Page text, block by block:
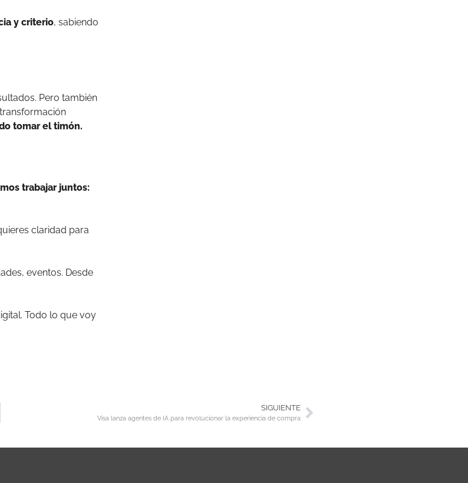
y criterio, sabiendo
Pero también
tomar el timón.
trabajar juntos:
claridad para
eventos. Desde
Todo lo que voy
SIGUIENTE
Visa lanza agentes de IA para revolucionar la experiencia de compra